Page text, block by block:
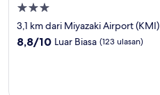
Properti
bintang
3.0
3,1 km dari Miyazaki Airport (KMI)
8.8
8,8/10 Luar Biasa (123 ulasan)